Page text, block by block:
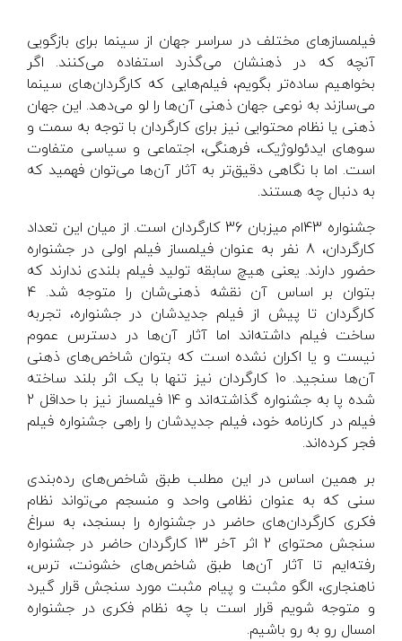
فیلمسازهای مختلف در سراسر جهان از سینما برای بازگویی
آنچه که در ذهنشان می‌گذرد استفاده می‌کنند. اگر
بخواهیم ساده‌تر بگویم، فیلم‌هایی که کارگردان‌های سینما
می‌سازند به نوعی جهان ذهنی آن‌ها را لو می‌دهد. این جهان
ذهنی یا نظام محتوایی نیز برای کارگردان با توجه به سمت و
سو‌های ایدئولوژیک، فرهنگی، اجتماعی و سیاسی متفاوت
است. اما با نگاهی دقیق‌تر به آثار آن‌ها می‌توان فهمید که
به دنبال چه هستند.
جشنواره 43‌ام میزبان 36 کارگردان است. از میان این تعداد
کارگردان، 8 نفر به عنوان فیلمساز فیلم اولی در جشنواره
حضور دارند. یعنی هیچ سابقه تولید فیلم بلندی ندارند که
بتوان بر اساس آن نقشه ذهنی‌شان را متوجه شد. 4
کارگردان تا پیش از فیلم جدیدشان در جشنواره، تجربه
ساخت فیلم داشته‌اند اما آثار آن‌ها در دسترس عموم
نیست و یا اکران نشده است که بتوان شاخص‌های ذهنی
آن‌ها سنجید. 10 کارگردان نیز تنها با یک اثر بلند ساخته
شده پا به جشنواره گذاشته‌اند و 14 فیلمساز نیز با حداقل 2
فیلم در کارنامه خود، فیلم جدیدشان را راهی جشنواره فیلم
فجر کرده‌اند.
بر همین اساس در این مطلب طبق شاخص‌های رده‌بندی
سنی که به عنوان نظامی واحد و منسجم می‌تواند نظام
فکری کارگردان‌های حاضر در جشنواره را بسنجد، به سراغ
سنجش محتوای 2 اثر آخر 13 کارگردان‌ حاضر در جشنواره
رفته‌ایم تا آثار آن‌ها طبق شاخص‌های خشونت، ترس،
ناهنجاری، الگو مثبت و پیام مثبت مورد سنجش قرار گیرد
و متوجه شویم قرار است با چه نظام فکری در جشنواره
امسال رو به رو باشیم.